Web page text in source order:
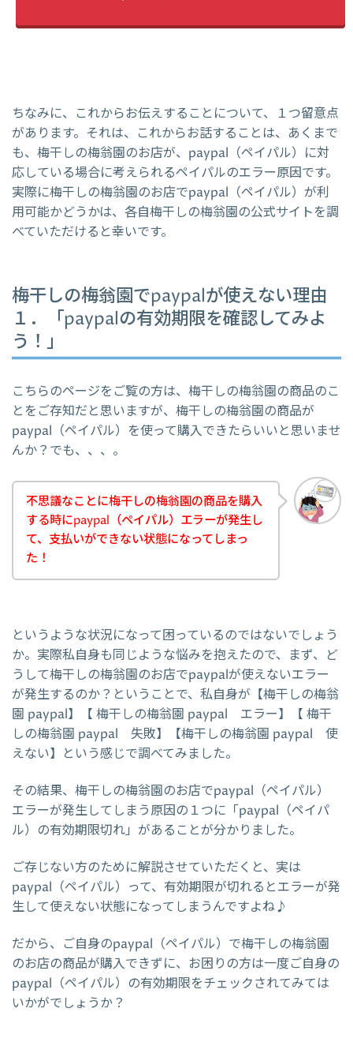
ちなみに、これからお伝えすることについて、１つ留意点
があります。それは、これからお話することは、あくまで
も、梅干しの梅翁園のお店が、paypal（ペイパル）に対
応している場合に考えられるペイパルのエラー原因です。
実際に梅干しの梅翁園のお店でpaypal（ペイパル）が利
用可能かどうかは、各自梅干しの梅翁園の公式サイトを調
べていただけると幸いです。
梅干しの梅翁園でpaypalが使えない理由
１．「paypalの有効期限を確認してみよ
う！」
こちらのページをご覧の方は、梅干しの梅翁園の商品のこ
とをご存知だと思いますが、梅干しの梅翁園の商品が
paypal（ペイパル）を使って購入できたらいいと思いませ
んか？でも、、、。
不思議なことに梅干しの梅翁園の商品を購入
する時にpaypal（ペイパル）エラーが発生し
て、支払いができない状態になってしまっ
た！
というような状況になって困っているのではないでしょう
か。実際私自身も同じような悩みを抱えたので、まず、ど
うして梅干しの梅翁園のお店でpaypalが使えないエラー
が発生するのか？ということで、私自身が【梅干しの梅翁
園 paypal】【 梅干しの梅翁園 paypal エラー】【 梅干
しの梅翁園 paypal 失敗】【梅干しの梅翁園 paypal 使
えない】という感じで調べてみました。
その結果、梅干しの梅翁園のお店でpaypal（ペイパル）
エラーが発生してしまう原因の１つに「paypal（ペイパ
ル）の有効期限切れ」があることが分かりました。
ご存じない方のために解説させていただくと、実は
paypal（ペイパル）って、有効期限が切れるとエラーが発
生して使えない状態になってしまうんですよね♪
だから、ご自身のpaypal（ペイパル）で梅干しの梅翁園
のお店の商品が購入できずに、お困りの方は一度ご自身の
paypal（ペイパル）の有効期限をチェックされてみては
いかがでしょうか？